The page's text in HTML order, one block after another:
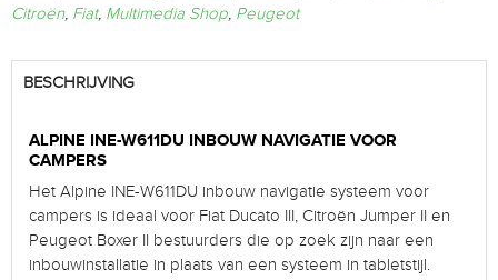
Citroën, Fiat, Multimedia Shop, Peugeot
BESCHRIJVING
ALPINE INE-W611DU INBOUW NAVIGATIE VOOR
CAMPERS
Het Alpine INE-W611DU inbouw navigatie systeem voor
campers is ideaal voor Fiat Ducato III, Citroën Jumper II en
Peugeot Boxer II bestuurders die op zoek zijn naar een
inbouwinstallatie in plaats van een systeem in tabletstijl.